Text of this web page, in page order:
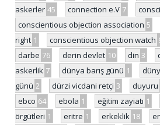
askerler 45 connection e.V 7
conscientious objection association 5
right 1 conscientious objection watch
darbe 76 derin devlet 10 din 3
askerlik 7 dünya barış günü 1
günü 2 dürzi vicdani retçi 3 duyuru
ebco 64 ebola 1 eğitim zayiatı 1
örgütleri 1 eritre 1 erkeklik 18